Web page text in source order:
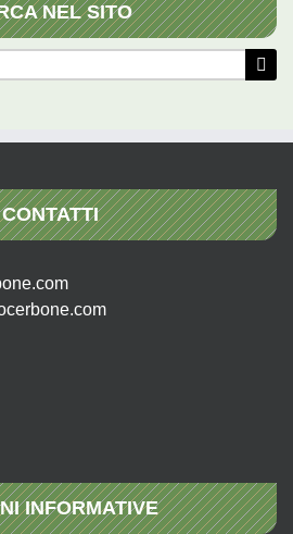
NEL SITO
CONTATTI
INFORMATIVE